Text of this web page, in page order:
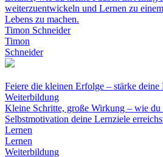
weiterzuentwickeln und Lernen zu
Lebens zu machen.
Timon Schneider
Timon
Schneider
Feiere die kleinen Erfolge – stärke
Weiterbildung
Kleine Schritte, große Wirkung – wie du
Selbstmotivation deine Lernziele
Lernen
Lernen
Weiterbildung